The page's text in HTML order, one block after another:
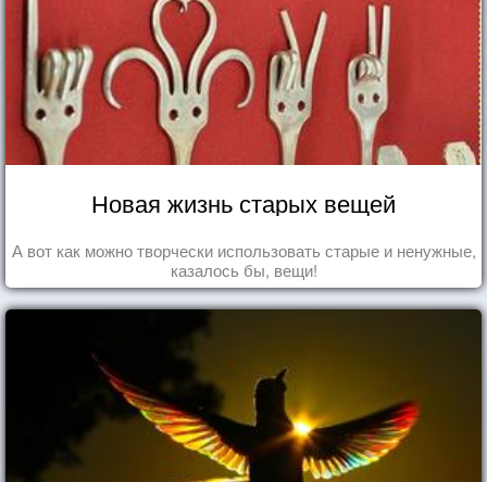
Новая жизнь старых вещей
А вот как можно творчески использовать старые и ненужные,
казалось бы, вещи!